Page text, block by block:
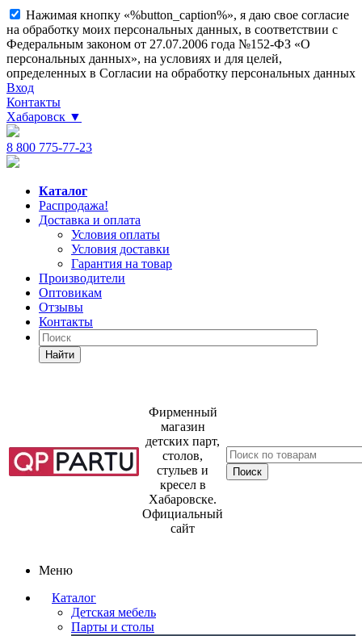
Нажимая кнопку «%button_caption%», я даю свое согласие
на обработку моих персональных данных, в соответствии с
Федеральным законом от 27.07.2006 года №152-ФЗ «О
персональных данных», на условиях и для целей,
определенных в Согласии на обработку персональных данных
Вход
Контакты
Хабаровск ▼
8 800 775-77-23
Каталог
Распродажа!
Доставка и оплата
Условия оплаты
Условия доставки
Гарантия на товар
Производители
Оптовикам
Отзывы
Контакты
Найти
Фирменный
магазин
детских парт,
столов,
стульев и
кресел в
Хабаровске.
Официальный
сайт
Меню
Каталог
Детская мебель
Парты и столы